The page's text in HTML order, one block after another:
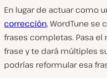
En lugar de actuar como
corrección, WordTune se
frases completas. Pasa
frase y te dará múltiples
podrías reformular esa